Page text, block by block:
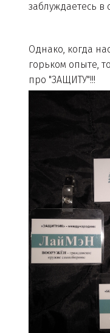
заблуждаетесь в
Однако, когда
горьком опыте,
про "ЗАЩИТУ"!!!